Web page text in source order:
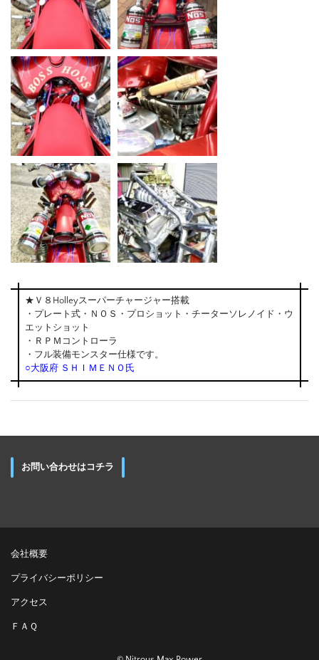
★Ｖ８Holleyスーパーチャージャー搭載
・プレート式・ＮＯＳ・プロショット・チーターソレノイド・ウ
エットショット
・ＲＰＭコントローラ
・フル装備モンスター仕様です。
○大阪府 ＳＨＩＭＥＮＯ氏
お問い合わせはコチラ
会社概要
プライバシーポリシー
アクセス
ＦＡＱ